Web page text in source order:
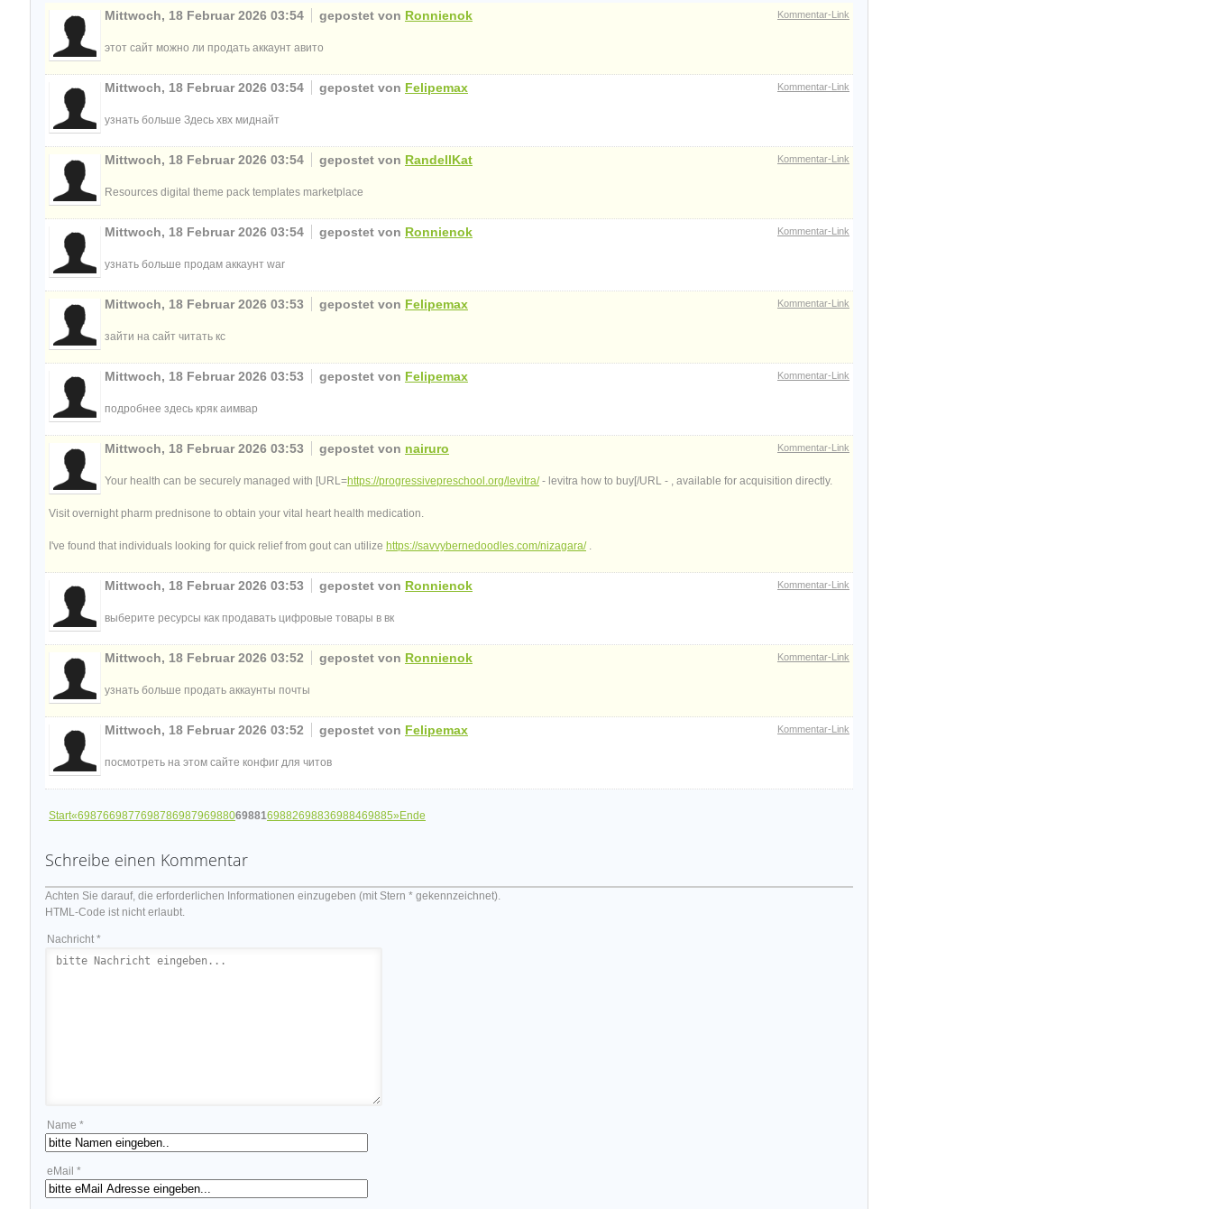
Kommentar-Link
Mittwoch, 18 Februar 2026 03:54 gepostet von Ronnienok
этот сайт можно ли продать аккаунт авито
Kommentar-Link
Mittwoch, 18 Februar 2026 03:54 gepostet von Felipemax
узнать больше Здесь хвх миднайт
Kommentar-Link
Mittwoch, 18 Februar 2026 03:54 gepostet von RandellKat
Resources digital theme pack templates marketplace
Kommentar-Link
Mittwoch, 18 Februar 2026 03:54 gepostet von Ronnienok
узнать больше продам аккаунт war
Kommentar-Link
Mittwoch, 18 Februar 2026 03:53 gepostet von Felipemax
зайти на сайт читать кс
Kommentar-Link
Mittwoch, 18 Februar 2026 03:53 gepostet von Felipemax
подробнее здесь кряк аимвар
Kommentar-Link
Mittwoch, 18 Februar 2026 03:53 gepostet von nairuro
Your health can be securely managed with [URL=https://progressivepreschool.org/levitra/- levitra how to buy[/URL - , available for acquisition directly.
Visit overnight pharm prednisone to obtain your vital heart health medication.
I've found that individuals looking for quick relief from gout can utilize https://savvybernedoodles.com/nizagara/.
Kommentar-Link
Mittwoch, 18 Februar 2026 03:53 gepostet von Ronnienok
выберите ресурсы как продавать цифровые товары в вк
Kommentar-Link
Mittwoch, 18 Februar 2026 03:52 gepostet von Ronnienok
узнать больше продать аккаунты почты
Kommentar-Link
Mittwoch, 18 Februar 2026 03:52 gepostet von Felipemax
посмотреть на этом сайте конфиг для читов
Start«69876698776987869879698806988169882698836988469885»Ende
Schreibe einen Kommentar
Achten Sie darauf, die erforderlichen Informationen einzugeben (mit Stern * gekennzeichnet).
HTML-Code ist nicht erlaubt.
Nachricht *
Name *
eMail *